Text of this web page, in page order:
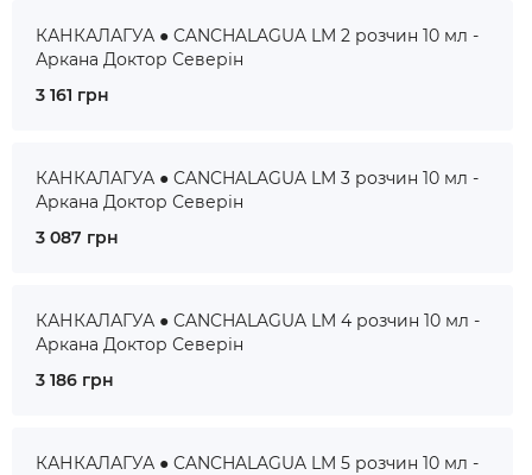
КАНКАЛАГУА ● CANCHALAGUA LM 2 розчин 10 мл -
Аркана Доктор Северін
3 161 грн
КАНКАЛАГУА ● CANCHALAGUA LM 3 розчин 10 мл -
Аркана Доктор Северін
3 087 грн
КАНКАЛАГУА ● CANCHALAGUA LM 4 розчин 10 мл -
Аркана Доктор Северін
3 186 грн
КАНКАЛАГУА ● CANCHALAGUA LM 5 розчин 10 мл -